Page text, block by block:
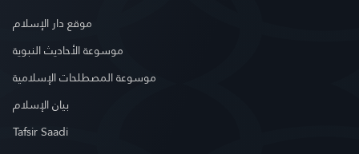
موقع دار الإسلام
موسوعة الأحاديث النبوية
موسوعة المصطلحات الإسلامية
بيان الإسلام
Tafsir Saadi